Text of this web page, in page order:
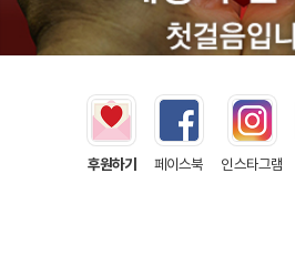
후원하기 페이스북 인스타그램